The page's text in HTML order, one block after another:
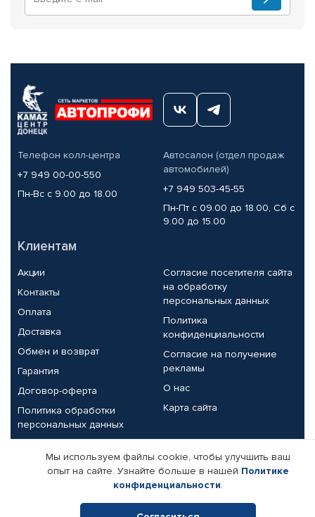
Телефон колл-центра
+7 949 00-00-550
Пн-Вс с 9.00 до 18.00
Автосалон (отдел продаж
автомобилей)
+7 949 503-45-55
Пн-Пт с 09.00 до 18.00, Сб с
9.00 до 15.00
Клиентам
Акции
Контакты
Оплата
Доставка
Обмен и возврат
Гарантия
Договор-оферта
Политика обработки
персональных данных
Согласие посетителя сайта
на обработку
персональных данных
Политика
конфиденциальности
Согласие на получение
рекламы
О нас
Карта сайта
Партнерам
Корпоративным клиентам
Поставщикам
Реквизиты компании
Мы используем файлы cookie, чтобы улучшить ваш
опыт на сайте. Узнайте больше в нашей Политике
конфиденциальности.